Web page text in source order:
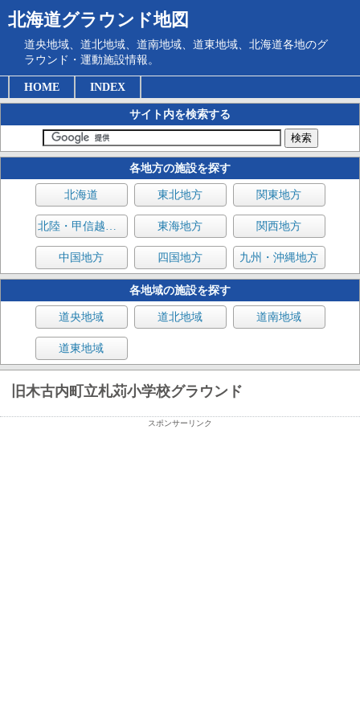
北海道グラウンド地図
道央地域、道北地域、道南地域、道東地域、北海道各地のグ
ラウンド・運動施設情報。
HOME INDEX
サイト内を検索する
各地方の施設を探す
北海道 東北地方 関東地方
北陸・甲信越地方 東海地方 関西地方
中国地方 四国地方 九州・沖縄地方
各地域の施設を探す
道央地域 道北地域 道南地域
道東地域
旧木古内町立札苅小学校グラウンド
スポンサーリンク